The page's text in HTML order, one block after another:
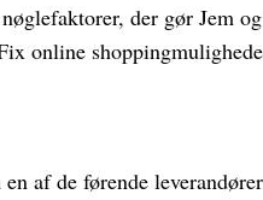
der gør Jem
online
af de førende